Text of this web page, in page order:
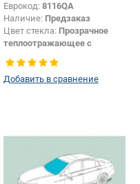
Еврокод: 8116QA
Наличие: Предзаказ
Цвет стекла: Прозрачное
теплоотражающее с
шумоизоляцией
Появление или изменение
шелкографии:Да
Добавить в сравнение